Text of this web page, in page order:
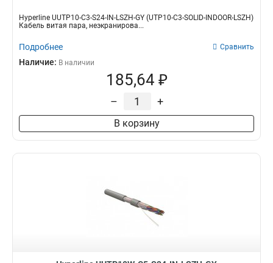
Hyperline UUTP10-C3-S24-IN-LSZH-GY (UTP10-C3-SOLID-INDOOR-LSZH)
Кабель витая пара, неэкранирова...
Подробнее Сравнить
Наличие: В наличии
185,64 ₽
– +
В корзину